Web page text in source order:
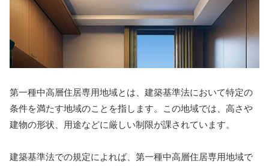
第一種中高層住居専用地域とは、建築基準法において特定の
条件を満たす地域のことを指します。この地域では、高さや
建物の形状、用途などに厳しい制限が課されています。
建築基準法での規定によれば、第一種中高層住居専用地域で